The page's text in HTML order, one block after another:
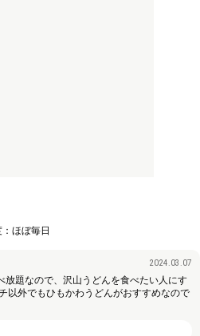
ほぼ毎日
2024.03.07
放題なので、沢山うどんを食べたい人にす
以外でもひもかわうどんがおすすめなので